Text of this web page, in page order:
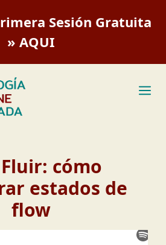
Sesión Gratuita
» AQUI
cómo
estados de
flow